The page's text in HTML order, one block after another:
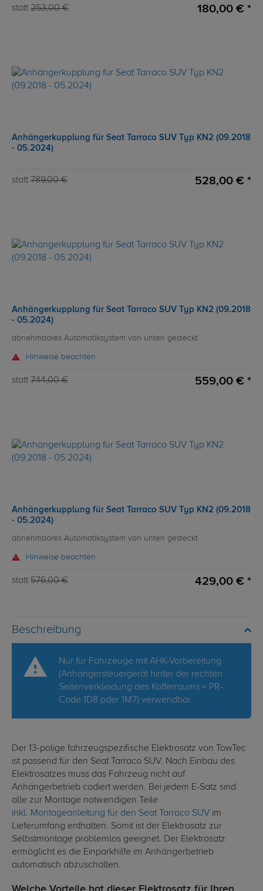
statt 253,00 € 180,00 € *
Anhängerkupplung für Seat Tarraco SUV Typ KN2 (09.2018
- 05.2024)
statt 789,00 € 528,00 € *
Anhängerkupplung für Seat Tarraco SUV Typ KN2 (09.2018
- 05.2024)
abnehmbares Automatiksystem von unten gesteckt
Hinweise beachten
statt 744,00 € 559,00 € *
Anhängerkupplung für Seat Tarraco SUV Typ KN2 (09.2018
- 05.2024)
abnehmbares Automatiksystem von unten gesteckt
Hinweise beachten
statt 576,00 € 429,00 € *
Beschreibung
Nur für Fahrzeuge mit AHK-Vorbereitung
(Anhängersteuergerät hinter der rechten
Seitenverkleidung des Kofferraums = PR-
Code 1D8 pder 1M7) verwendbar.
Der 13-polige fahrzeugspezifische Elektrosatz von TowTec
ist passend für den Seat Tarraco SUV. Nach Einbau des
Elektrosatzes muss das Fahrzeug nicht auf
Anhängerbetrieb codiert werden. Bei jedem E-Satz sind
alle zur Montage notwendigen Teile
inkl. Montageanleitung für den Seat Tarraco SUV im
Lieferumfang enthalten. Somit ist der Elektrosatz zur
Selbstmontage problemlos geeignet. Der Elektrosatz
ermöglicht es die Einparkhilfe im Anhängerbetrieb
automatisch abzuschalten.